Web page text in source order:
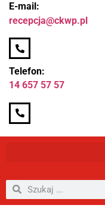
E-mail:
recepcja@ckwp.pl
Telefon:
14 657 57 57